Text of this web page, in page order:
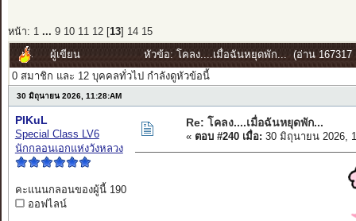
หน้า: 1 ... 9 10 11 12[ 13] 14 15
ผู้เขียน
หัวข้อ: โคลง....เมื่อฉันหยุดพัก... (อ่าน 167317
0 สมาชิก และ 12 บุคคลทั่วไป กำลังดูหัวข้อนี้
30 มิถุนายน 2026, 11:28:AM
PIKuL
Special Class LV6
นักกลอนเอกแห่งวังหลวง
คะแนนกลอนของผู้นี้ 190
ออฟไลน์
Re: โคลง....เมื่อฉันหยุดพัก...
« ตอบ #240 เมื่อ: 30 มิถุนายน 2026,